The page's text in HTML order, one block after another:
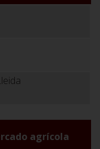
agrícola